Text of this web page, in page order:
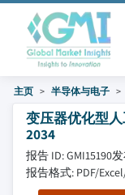
主页 半导体与电子
变压器优化型
2034
报告 ID: GMI15190
报告格式: PDF/